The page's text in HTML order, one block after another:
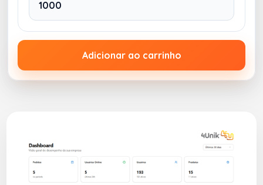
Adicionar ao carrinho